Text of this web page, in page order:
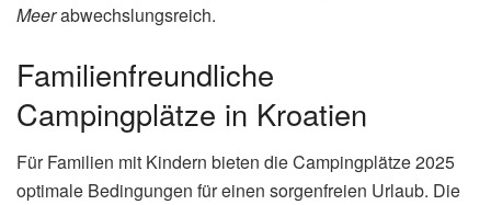
Meerabwechslungsreich.
Familienfreundliche
Campingplätze in Kroatien
Für Familien mit Kindern bieten die Campingplätze 2025
optimale Bedingungen für einen sorgenfreien Urlaub. Die